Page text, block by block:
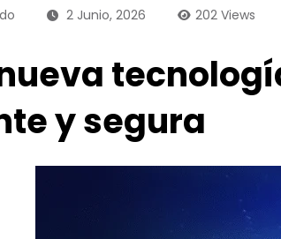
2 Junio, 2026 202 Views
y segura